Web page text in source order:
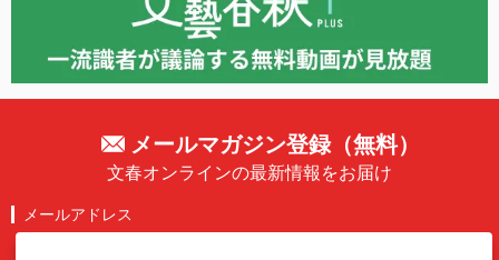
メールマガジン登録（無料）
文春オンラインの最新情報をお届け
メールアドレス